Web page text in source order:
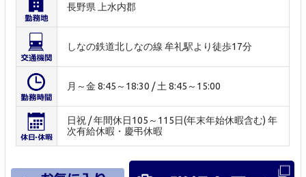
長野県 上水内郡
しなの鉄道北しなの線 牟礼駅より徒歩17分
月～金 8:45～18:30 / 土 8:45～15:00
日祝 / 年間休日105～115日(年末年始休暇含む) 年
次有給休暇・慶弔休暇